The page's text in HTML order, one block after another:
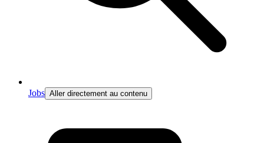
Jobs Aller directement au contenu